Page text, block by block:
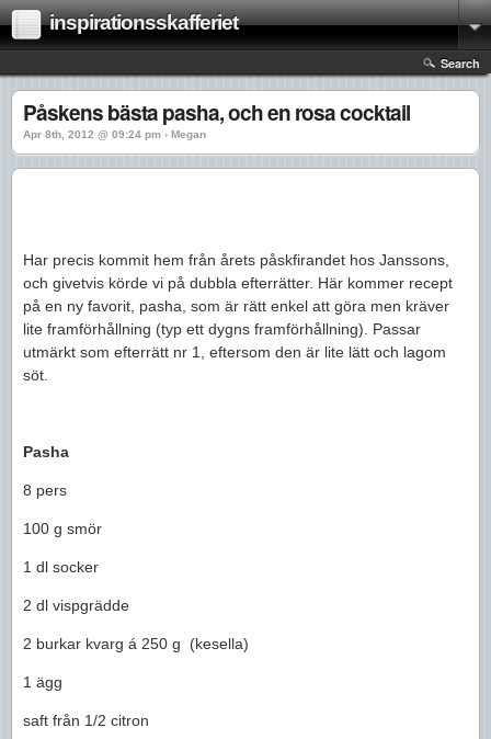
inspirationsskafferiet
Search
Påskens bästa pasha, och en rosa cocktail
Apr 8th, 2012 @ 09:24 pm › Megan
Har precis kommit hem från årets påskfirandet hos Janssons,
och givetvis körde vi på dubbla efterrätter. Här kommer recept
på en ny favorit, pasha, som är rätt enkel att göra men kräver
lite framförhållning (typ ett dygns framförhållning). Passar
utmärkt som efterrätt nr 1, eftersom den är lite lätt och lagom
söt.
Pasha
8 pers
100 g smör
1 dl socker
2 dl vispgrädde
2 burkar kvarg á 250 g (kesella)
1 ägg
saft från 1/2 citron